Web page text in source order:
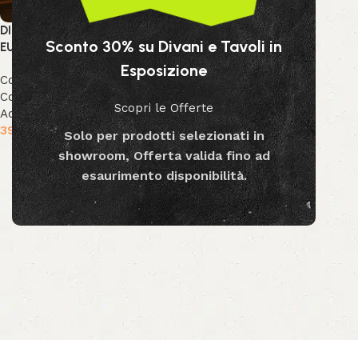
Sconto 30% su Divani e Tavoli in
Esposizione
Scopri le Offerte
Solo per prodotti selezionati in
showroom, Offerta valida fino ad
esaurimento disponibilità.
DIFFUSORE FRAG LIMONE ED
EUCALIPTO
Collezione Bizzotto
,
Collezione Decor
Decor &
Accessori
39.99€ - 79.99€
Scegli